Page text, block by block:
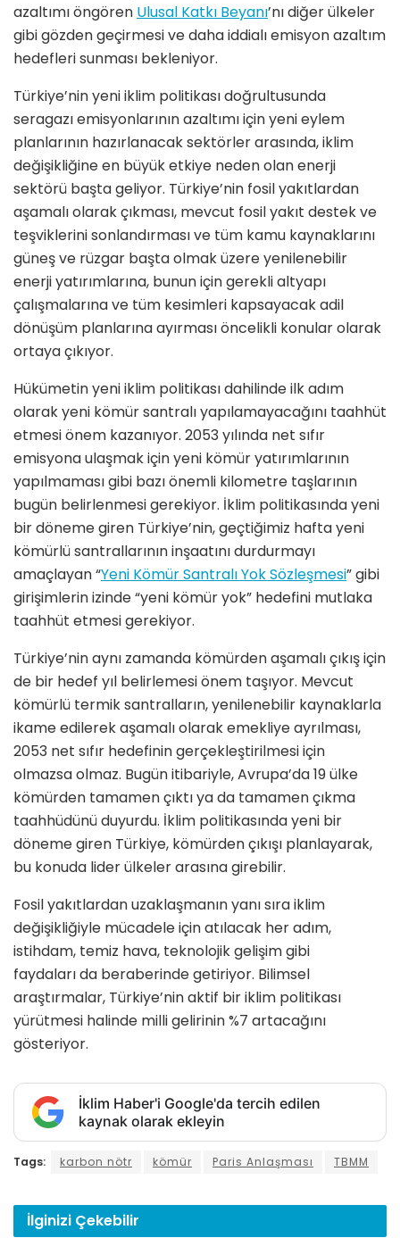
azaltımı öngören Ulusal Katkı Beyanı’nı diğer ülkeler
gibi gözden geçirmesi ve daha iddialı emisyon azaltım
hedefleri sunması bekleniyor.
Türkiye’nin yeni iklim politikası doğrultusunda
seragazı emisyonlarının azaltımı için yeni eylem
planlarının hazırlanacak sektörler arasında, iklim
değişikliğine en büyük etkiye neden olan enerji
sektörü başta geliyor. Türkiye’nin fosil yakıtlardan
aşamalı olarak çıkması, mevcut fosil yakıt destek ve
teşviklerini sonlandırması ve tüm kamu kaynaklarını
güneş ve rüzgar başta olmak üzere yenilenebilir
enerji yatırımlarına, bunun için gerekli altyapı
çalışmalarına ve tüm kesimleri kapsayacak adil
dönüşüm planlarına ayırmasıöncelikli konular olarak
ortaya çıkıyor.
Hükümetin yeni iklim politikası dahilinde ilk adım
olarak yeni kömür santralı yapılamayacağını taahhüt
etmesi önem kazanıyor. 2053 yılında net sıfır
emisyona ulaşmak için yeni kömür yatırımlarının
yapılmaması gibi bazı önemli kilometre taşlarının
bugün belirlenmesi gerekiyor. İklim politikasında yeni
bir döneme giren Türkiye’nin, geçtiğimiz hafta yeni
kömürlü santrallarının inşaatını durdurmayı
amaçlayan “Yeni Kömür Santralı Yok Sözleşmesi” gibi
girişimlerin izinde “yeni kömür yok” hedefini mutlaka
taahhüt etmesi gerekiyor.
Türkiye’nin aynı zamanda kömürden aşamalı çıkış için
de bir hedef yıl belirlemesi önem taşıyor. Mevcut
kömürlü termik santralların, yenilenebilir kaynaklarla
ikame edilerek aşamalı olarak emekliye ayrılması,
2053 net sıfır hedefinin gerçekleştirilmesi için
olmazsa olmaz. Bugün itibariyle, Avrupa’da 19 ülke
kömürden tamamen çıktı ya da tamamen çıkma
taahhüdünü duyurdu. İklim politikasında yeni bir
döneme giren Türkiye, kömürden çıkışı planlayarak,
bu konuda lider ülkeler arasına girebilir.
Fosil yakıtlardan uzaklaşmanın yanı sıra iklim
değişikliğiyle mücadele için atılacak her adım,
istihdam, temiz hava, teknolojik gelişim gibi
faydaları da beraberinde getiriyor. Bilimsel
araştırmalar, Türkiye’nin aktif bir iklim politikası
yürütmesi halinde milli gelirinin %7 artacağını
gösteriyor.
İklim Haber'i Google'da tercih edilen
kaynak olarak ekleyin
Tags: karbon nötr kömür Paris Anlaşması TBMM
İlginizi Çekebilir